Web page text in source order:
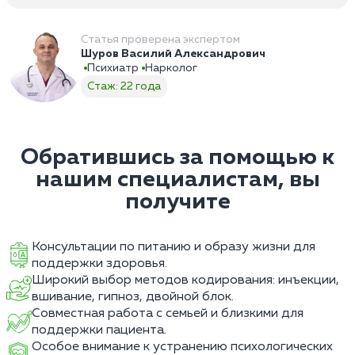
Статья проверена экспертом
Шуров Василий Александрович
Психиатр
Нарколог
Стаж: 22 года
Обратившись за помощью к
нашим специалистам, вы
получите
Консультации по питанию и образу жизни для
поддержки здоровья.
Широкий выбор методов кодирования: инъекции,
вшивание, гипноз, двойной блок.
Совместная работа с семьей и близкими для
поддержки пациента.
Особое внимание к устранению психологических